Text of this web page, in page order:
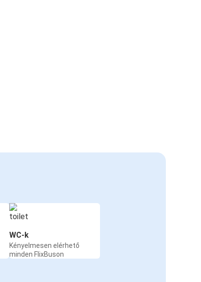
WC-k
Kényelmesen elérhető
minden FlixBuson